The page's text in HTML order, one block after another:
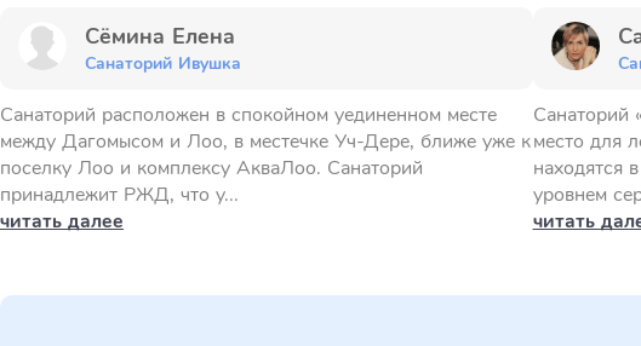
Сёмина Елена
Санаторий Ивушка
Санаторий расположен в спокойном уединенном месте
между Дагомысом и Лоо, в местечке Уч-Дере, ближе уже к
поселку Лоо и комплексу АкваЛоо. Санаторий
принадлежит РЖД, что у...
читать далее
Санаторий
место для
находятся
уровнем
читать